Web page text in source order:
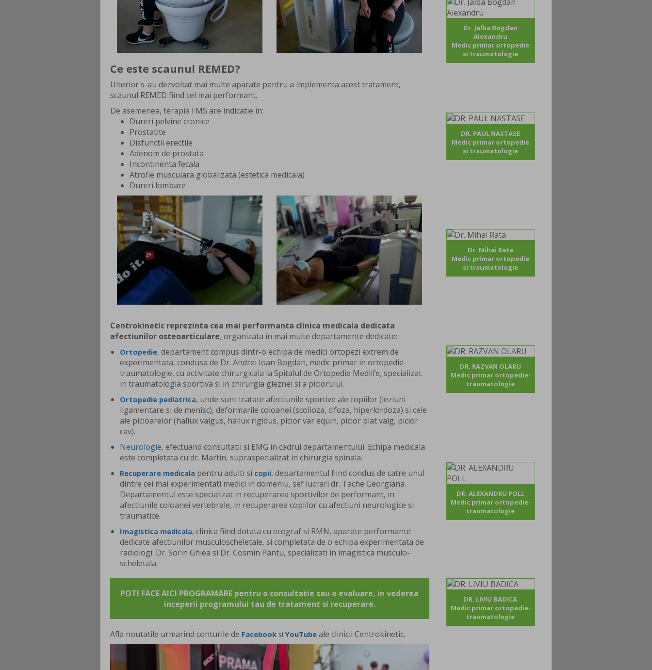
Ce este scaunul REMED?
Ulterior s-au dezvoltat mai multe aparate pentru a implementa acest tratament,
scaunul REMED fiind cel mai performant.
De asemenea, terapia FMS are indicatie in:
Dureri pelvine cronice
Prostatite
Disfunctii erectile
Adenom de prostata
Incontinenta fecala
Atrofie musculara globalizata (estetica medicala)
Dureri lombare
Centrokinetic reprezinta cea mai performanta clinica medicala dedicata
afectiunilor osteoarticulare, organizata in mai multe departamente dedicate:
Ortopedie, departament compus dintr-o echipa de medici ortopezi extrem de
experimentata, condusa de Dr. Andrei Ioan Bogdan, medic primar in ortopedie-
traumatologie, cu activitate chirurgicala la Spitalul de Ortopedie Medlife, specializat
in traumatologia sportiva si in chirurgia gleznei si a piciorului.
Ortopedie pediatrica, unde sunt tratate afectiunile sportive ale copiilor (leziuni
ligamentare si de menisc), deformarile coloanei (scolioza, cifoza, hiperlordoza) si cele
ale picioarelor (hallux valgus, hallux rigidus, picior var equin, picior plat valg, picior
cav).
Neurologie, efectuand consultatii si EMG in cadrul departamentului. Echipa medicala
este completata cu dr. Martin, supraspecializat in chirurgia spinala.
Recuperare medicala pentru adulti si copii, departamentul fiind condus de catre unul
dintre cei mai experimentati medici in domeniu, sef lucrari dr. Tache Georgiana.
Departamentul este specializat in recuperarea sportivilor de performant, in
afectiunile coloanei vertebrale, in recuperarea copiilor cu afectiuni neurologice si
traumatice.
Imagistica medicala, clinica fiind dotata cu ecograf si RMN, aparate performante
dedicate afectiunilor musculoscheletale, si completata de o echipa experimentata de
radiologi: Dr. Sorin Ghiea si Dr. Cosmin Pantu, specializati in imagistica musculo-
scheletala.
POTI FACE AICI PROGRAMARE pentru o consultatie sau o evaluare, in vederea
inceperii programului tau de tratament si recuperare.
Afla noutatile urmarind conturile de Facebook siYouTube ale clinicii Centrokinetic.
Dr. Jalba Bogdan
Alexandru
Medic primar ortopedie
si traumatologie
DR. PAUL NASTASE
Medic primar ortopedie
si traumatologie
Dr. Mihai Rata
Medic primar ortopedie
si traumatologie
DR. RAZVAN OLARU
Medic primar ortopedie-
traumatologie
DR. ALEXANDRU POLL
Medic primar ortopedie-
traumatologie
DR. LIVIU BADICA
Medic primar ortopedie-
traumatologie